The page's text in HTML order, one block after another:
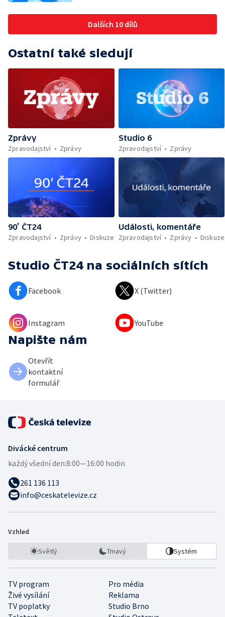
Dalších 10 dílů
Ostatní také sledují
Zprávy
Zpravodajství
Zprávy
Studio 6
Zpravodajství
Zprávy
90’ ČT24
Zpravodajství
Zprávy Diskuze
Události, komentáře
Zpravodajství
Zprávy Diskuze
Studio ČT24 na sociálních sítích
Facebook X (Twitter)
Instagram YouTube
Napište nám
Otevřít
kontaktní
formulář
Divácké centrum
každý všední den:8:00—16:00 hodin
261 136 113
info@ceskatelevize.cz
Vzhled
Světlý Tmavý Systém
TV program
Pro média
Živé vysílání
Reklama
TV poplatky
Studio Brno